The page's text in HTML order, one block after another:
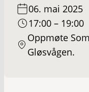
06. mai 2025
17:00 – 19:00
Oppmøte
Gløsvågen.